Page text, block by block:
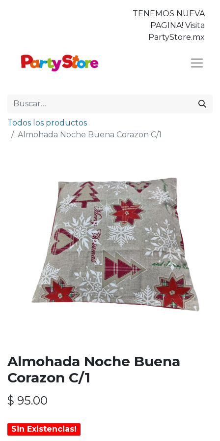
TENEMOS NUEVA
PAGINA! Visita
PartyStore.mx
Todos los productos
Almohada Noche Buena Corazon C/1
Almohada Noche Buena
Corazon C/1
$ 95.00
Sin Existencias!